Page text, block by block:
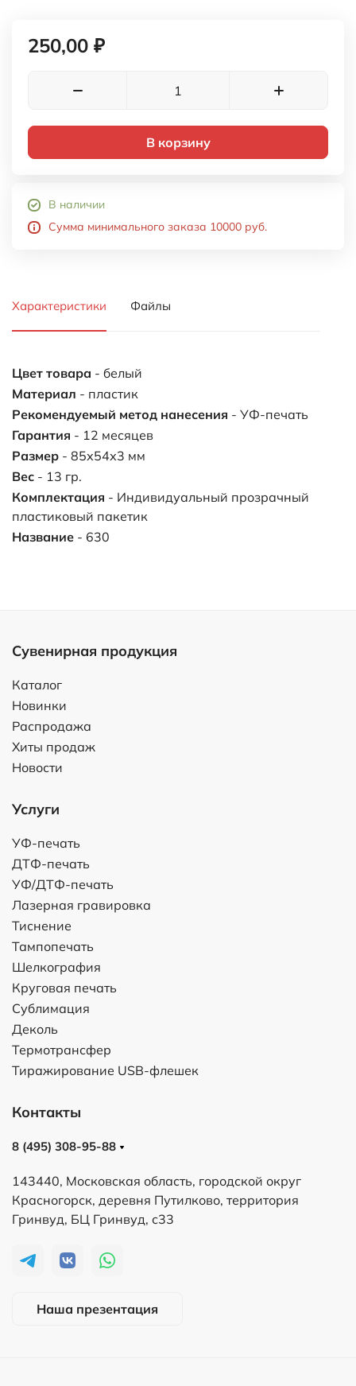
250,00 ₽
В корзину
В наличии
Сумма минимального заказа 10000 руб.
Характеристики Файлы
Цвет товара - белый
Материал - пластик
Рекомендуемый метод нанесения - УФ-печать
Гарантия - 12 месяцев
Размер - 85х54х3 мм
Вес - 13 гр.
Комплектация - Индивидуальный прозрачный
пластиковый пакетик
Название - 630
Сувенирная продукция
Каталог
Новинки
Распродажа
Хиты продаж
Новости
Услуги
УФ-печать
ДТФ-печать
УФ/ДТФ-печать
Лазерная гравировка
Тиснение
Тампопечать
Шелкография
Круговая печать
Сублимация
Деколь
Термотрансфер
Тиражирование USB-флешек
Контакты
8 (495) 308-95-88
143440, Московская область, городской округ
Красногорск, деревня Путилково, территория
Гринвуд, БЦ Гринвуд, с33
Наша презентация